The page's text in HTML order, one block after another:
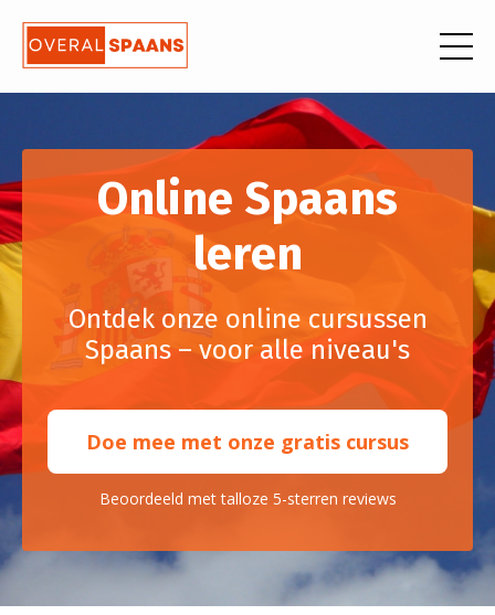
Online Spaans
leren
Ontdek onze online cursussen
Spaans – voor alle niveau's
Doe mee met onze gratis cursus
Beoordeeld met talloze 5-sterren reviews